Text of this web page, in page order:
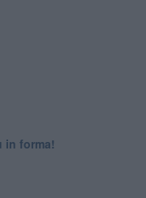
in forma!